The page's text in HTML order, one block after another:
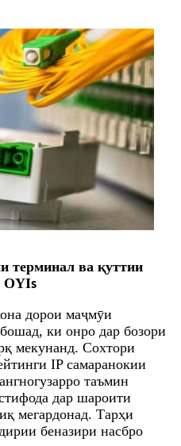
терминал ва қуттии
OYIs
дорои маҷмӯи
ки онро дар бозори
мекунанд. Сохтори
IP самаранокии
таъмин
дар шароити
мегардонад. Тарҳи
беназири насбро